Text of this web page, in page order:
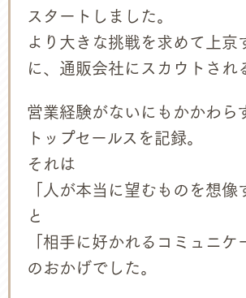
スタートしました。
より大きな挑戦を求めて上京
に、通販会社にスカウトされ
営業経験がないにもかかわら
トップセールスを記録。
それは
「人が本当に望むものを想像
と
「相手に好かれるコミュニケ
のおかげでした。